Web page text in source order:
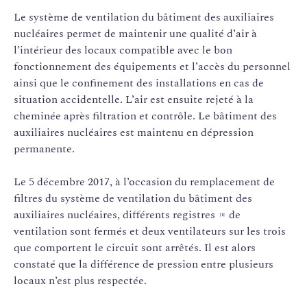
Le système de ventilation du bâtiment des auxiliaires
nucléaires permet de maintenir une qualité d’air à
l’intérieur des locaux compatible avec le bon
fonctionnement des équipements et l’accès du personnel
ainsi que le confinement des installations en cas de
situation accidentelle. L’air est ensuite rejeté à la
cheminée après filtration et contrôle. Le bâtiment des
auxiliaires nucléaires est maintenu en dépression
permanente.
Le 5 décembre 2017, à l’occasion du remplacement de
filtres du système de ventilation du bâtiment des
auxiliaires nucléaires, différents registres
[1]
de
ventilation sont fermés et deux ventilateurs sur les trois
que comportent le circuit sont arrêtés. Il est alors
constaté que la différence de pression entre plusieurs
locaux n’est plus respectée.